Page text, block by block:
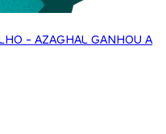
- AZAGHAL GANHOU A